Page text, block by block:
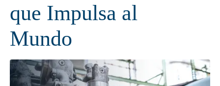
que Impulsa al
Mundo